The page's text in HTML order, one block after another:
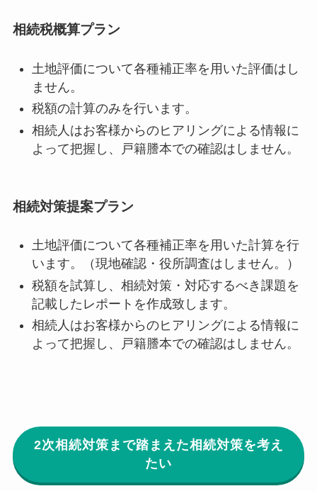
相続税概算プラン
土地評価について各種補正率を用いた評価はし
ません。
税額の計算のみを行います。
相続人はお客様からのヒアリングによる情報に
よって把握し、戸籍謄本での確認はしません。
相続対策提案プラン
土地評価について各種補正率を用いた計算を行
います。（現地確認・役所調査はしません。）
税額を試算し、相続対策・対応するべき課題を
記載したレポートを作成致します。
相続人はお客様からのヒアリングによる情報に
よって把握し、戸籍謄本での確認はしません。
2次相続対策まで踏まえた相続対策を考え
たい